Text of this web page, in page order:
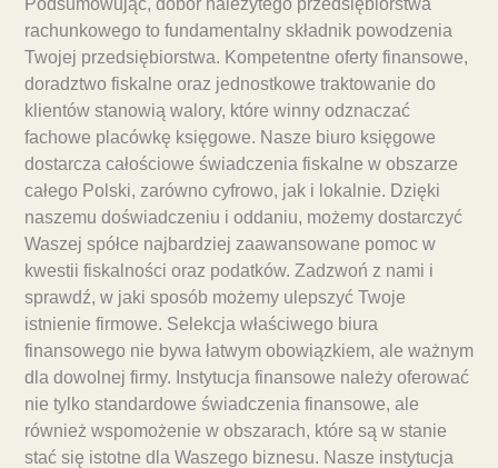
rachunkowego to fundamentalny składnik powodzenia
Twojej przedsiębiorstwa. Kompetentne oferty finansowe,
doradztwo fiskalne oraz jednostkowe traktowanie do
klientów stanowią walory, które winny odznaczać
fachowe placówkę księgowe. Nasze biuro księgowe
dostarcza całościowe świadczenia fiskalne w obszarze
całego Polski, zarówno cyfrowo, jak i lokalnie. Dzięki
naszemu doświadczeniu i oddaniu, możemy dostarczyć
Waszej spółce najbardziej zaawansowane pomoc w
kwestii fiskalności oraz podatków. Zadzwoń z nami i
sprawdź, w jaki sposób możemy ulepszyć Twoje
istnienie firmowe. Selekcja właściwego biura
finansowego nie bywa łatwym obowiązkiem, ale ważnym
dla dowolnej firmy. Instytucja finansowe należy oferować
nie tylko standardowe świadczenia finansowe, ale
również wspomożenie w obszarach, które są w stanie
stać się istotne dla Waszego biznesu. Nasze instytucja